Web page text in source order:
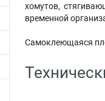
хомутов,
временной
Самоклеющаяся